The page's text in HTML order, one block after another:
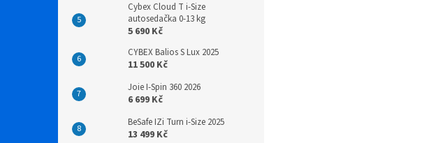
Cybex Cloud T i-Size
autosedačka 0-13 kg
5 690 Kč
CYBEX Balios S Lux 2025
11 500 Kč
Joie I-Spin 360 2026
6 699 Kč
BeSafe IZi Turn i-Size 2025
13 499 Kč